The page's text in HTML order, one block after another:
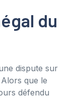
du
dispute sur
que le
défendu